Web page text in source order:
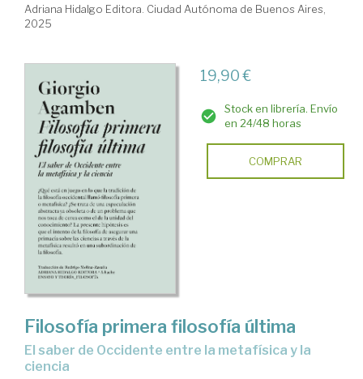
Adriana Hidalgo Editora. Ciudad Autónoma de Buenos Aires,
2025
19,90 €
Stock en librería. Envío
en 24/48 horas
COMPRAR
Filosofía primera filosofía última
El saber de Occidente entre la metafísica y la
ciencia